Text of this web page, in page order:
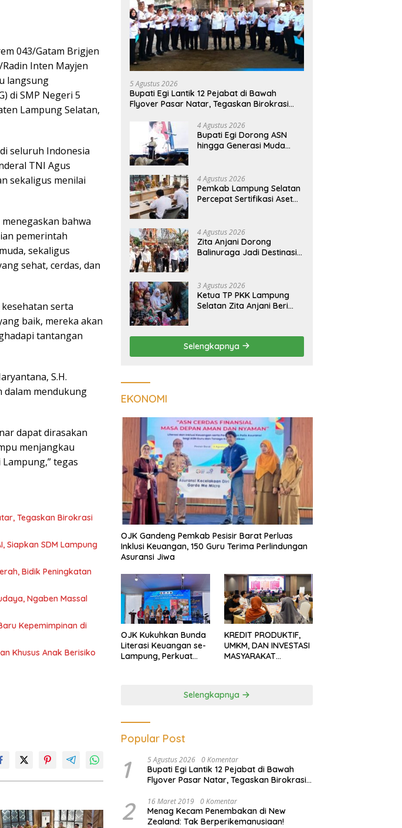
043/Gatam Brigjen
Inten Mayjen
langsung
di SMP Negeri 5
Lampung Selatan,
seluruh Indonesia
TNI Agus
sekaligus menilai
bahwa
pemerintah
sekaligus
sehat, cerdas, dan
serta
baik, mereka akan
tantangan
S.H.
dalam mendukung
dapat dirasakan
menjangkau
tegas
Tegaskan Birokrasi
Siapkan SDM Lampung
Bidik Peningkatan
Ngaben Massal
Kepemimpinan di
Khusus Anak Berisiko
5 Agustus 2026
Bupati Egi Lantik 12 Pejabat di Bawah
Flyover Pasar Natar, Tegaskan Birokrasi
4 Agustus 2026
Bupati Egi Dorong ASN
hingga Generasi Muda
Era Digital
4 Agustus 2026
Pemkab Lampung Selatan
Percepat Sertifikasi Aset
4 Agustus 2026
Zita Anjani Dorong
Balinuraga Jadi Destinasi
Tarik Nasional
3 Agustus 2026
Ketua TP PKK Lampung
Selatan Zita Anjani Beri
Sidomulyo
Selengkapnya
EKONOMI
OJK Gandeng Pemkab Pesisir Barat Perluas
Inklusi Keuangan, 150 Guru Terima Perlindungan
Asuransi Jiwa
OJK Kukuhkan Bunda
Literasi Keuangan se-
Lampung, Perkuat
KREDIT PRODUKTIF,
UMKM, DAN INVESTASI
MASYARAKAT
Selengkapnya
Popular Post
1 5 Agustus 2026 0 Komentar
Bupati Egi Lantik 12 Pejabat di Bawah
Flyover Pasar Natar, Tegaskan Birokrasi
2 16 Maret 2019 0 Komentar
Menag Kecam Penembakan di New
Zealand: Tak Berperikemanusiaan!